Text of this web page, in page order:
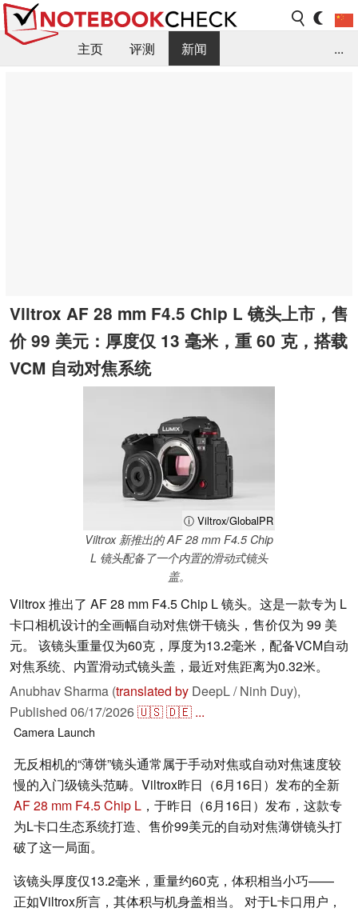
主页 评测
新闻
...
Viltrox AF 28 mm F4.5 Chip L 镜头上市，售
价 99 美元：厚度仅 13 毫米，重 60 克，搭载
VCM 自动对焦系统
ⓘ Viltrox/GlobalPR
Viltrox 新推出的 AF 28 mm F4.5 Chip
L 镜头配备了一个内置的滑动式镜头
盖。
Viltrox 推出了 AF 28 mm F4.5 Chip L 镜头。这是一款专为 L
卡口相机设计的全画幅自动对焦饼干镜头，售价仅为 99 美
元。 该镜头重量仅为60克，厚度为13.2毫米，配备VCM自动
对焦系统、内置滑动式镜头盖，最近对焦距离为0.32米。
Anubhav Sharma (translated by DeepL / Ninh Duy),
Published 06/17/2026🇺🇸🇩🇪 ...
Camera Launch
无反相机的“薄饼”镜头通常属于手动对焦或自动对焦速度较
慢的入门级镜头范畴。Viltrox昨日（6月16日）发布的全新
AF 28 mm F4.5 Chip L ，于昨日（6月16日）发布，这款专
为L卡口生态系统打造、售价99美元的自动对焦薄饼镜头打
破了这一局面。
该镜头厚度仅13.2毫米，重量约60克，体积相当小巧——
正如Viltrox所言，其体积与机身盖相当。 对于L卡口用户，